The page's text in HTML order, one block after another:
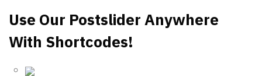
Use Our Postslider Anywhere
With Shortcodes!